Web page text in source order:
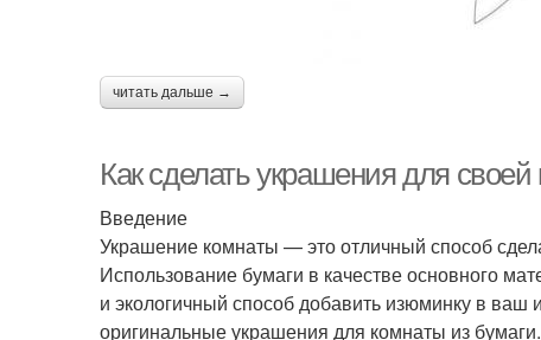
читать дальше →
Как сделать украшения для
Введение
Украшение комнаты — это отличный способ
Использование бумаги в качестве основного
и экологичный способ добавить изюминку в ваш
оригинальные украшения для комнаты из бумаги.